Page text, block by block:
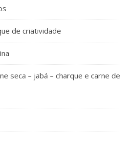
de criatividade
seca – jabá – charque e carne de